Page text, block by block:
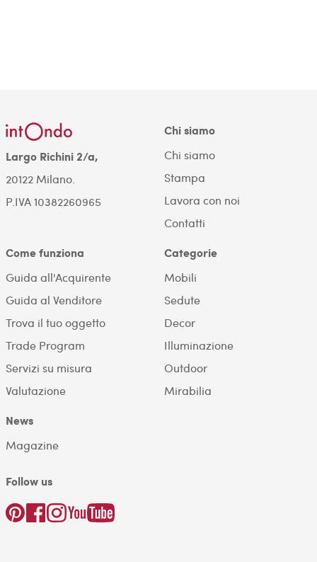
Largo Richini 2/a,
20122 Milano.
P.IVA 10382260965
Chi siamo
Chi siamo
Stampa
Lavora con noi
Contatti
Come funziona
Guida all'Acquirente
Guida al Venditore
Trova il tuo oggetto
Trade Program
Servizi su misura
Valutazione
Categorie
Mobili
Sedute
Decor
Illuminazione
Outdoor
Mirabilia
News
Magazine
Follow us